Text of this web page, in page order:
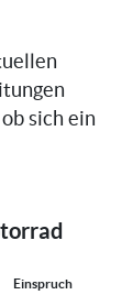
sich ein
Einspruch